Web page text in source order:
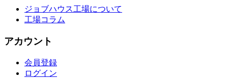
ジョブハウス工場について
工場コラム
アカウント
会員登録
ログイン